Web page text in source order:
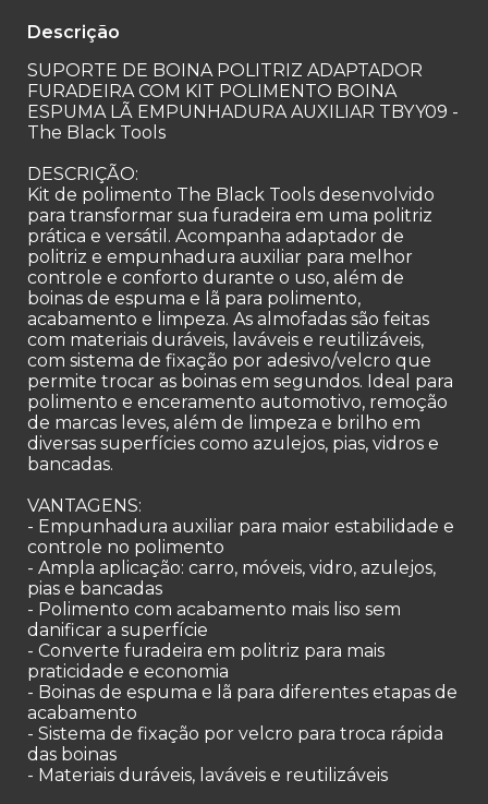
Descrição
SUPORTE DE BOINA POLITRIZ ADAPTADOR
FURADEIRA COM KIT POLIMENTO BOINA
ESPUMA LÃ EMPUNHADURA AUXILIAR TBYY09 -
The Black Tools
DESCRIÇÃO:
Kit de polimento The Black Tools desenvolvido
para transformar sua furadeira em uma politriz
prática e versátil. Acompanha adaptador de
politriz e empunhadura auxiliar para melhor
controle e conforto durante o uso, além de
boinas de espuma e lã para polimento,
acabamento e limpeza. As almofadas são feitas
com materiais duráveis, laváveis e reutilizáveis,
com sistema de fixação por adesivo/velcro que
permite trocar as boinas em segundos. Ideal para
polimento e enceramento automotivo, remoção
de marcas leves, além de limpeza e brilho em
diversas superfícies como azulejos, pias, vidros e
bancadas.
VANTAGENS:
- Empunhadura auxiliar para maior estabilidade e
controle no polimento
- Ampla aplicação: carro, móveis, vidro, azulejos,
pias e bancadas
- Polimento com acabamento mais liso sem
danificar a superfície
- Converte furadeira em politriz para mais
praticidade e economia
- Boinas de espuma e lã para diferentes etapas de
acabamento
- Sistema de fixação por velcro para troca rápida
das boinas
- Materiais duráveis, laváveis e reutilizáveis